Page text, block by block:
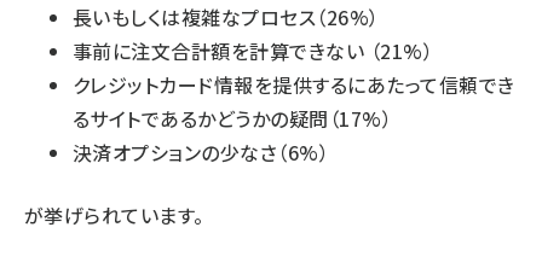
長いもしくは複雑なプロセス（26%）
事前に注文合計額を計算できない （21%）
クレジットカード情報を提供するにあたって信頼でき
るサイトであるかどうかの疑問（17%）
決済オプションの少なさ（6%）
が挙げられています。